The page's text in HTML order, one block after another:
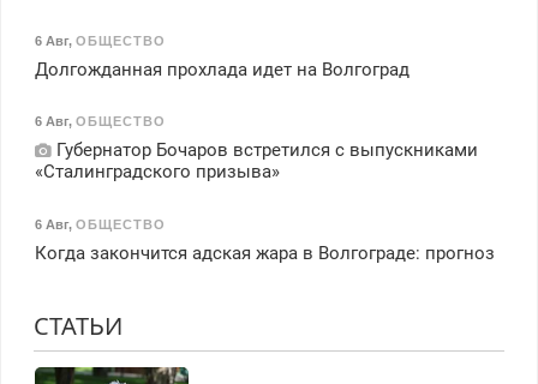
6 Авг, ОБЩЕСТВО
Долгожданная прохлада идет на Волгоград
6 Авг, ОБЩЕСТВО
Губернатор Бочаров встретился с выпускниками
«Сталинградского призыва»
6 Авг, ОБЩЕСТВО
Когда закончится адская жара в Волгограде: прогноз
СТАТЬИ